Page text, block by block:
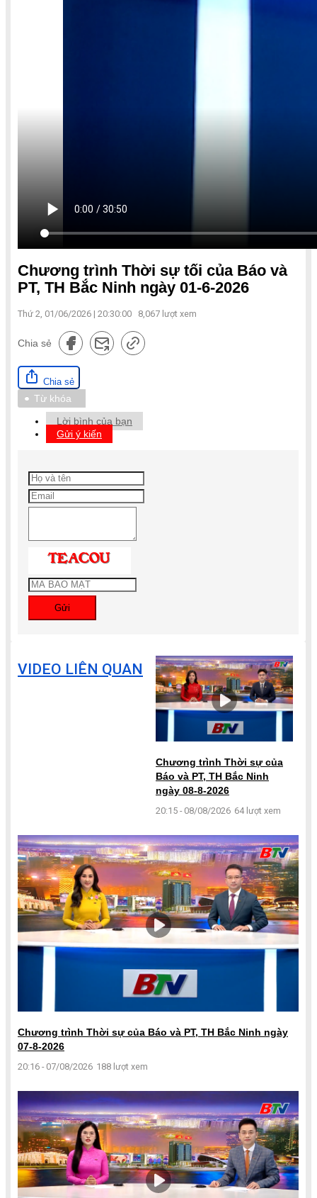
Chương trình Thời sự tối của Báo và
PT, TH Bắc Ninh ngày 01-6-2026
Thứ 2, 01/06/2026 | 20:30:00 8,067 lượt xem
Chia sẻ
Chia sẻ
Từ khóa
Lời bình của bạn
Gửi ý kiến
Gửi
VIDEO LIÊN QUAN
Chương trình Thời sự của
Báo và PT, TH Bắc Ninh
ngày 08-8-2026
20:15 - 08/08/2026 64 lượt xem
Chương trình Thời sự của Báo và PT, TH Bắc Ninh ngày
07-8-2026
20:16 - 07/08/2026 188 lượt xem